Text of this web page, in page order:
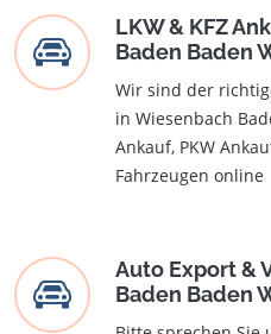
LKW & KFZ
Baden Baden
Wir sind der
in Wiesenbach
Ankauf, PKW
Fahrzeugen online
Auto Export &
Baden Baden